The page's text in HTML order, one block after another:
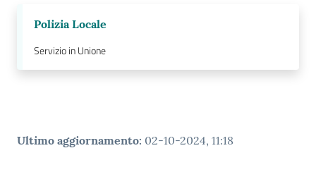
Polizia Locale
Servizio in Unione
Ultimo aggiornamento: 02-10-2024, 11:18